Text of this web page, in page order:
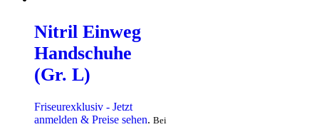
Nitril Einweg
Handschuhe
(Gr. L)
Friseurexklusiv - Jetzt
anmelden & Preise sehen. Bei